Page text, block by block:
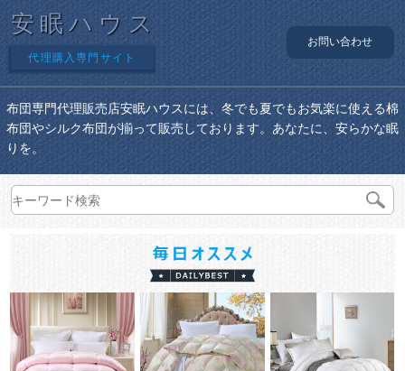
安眠ハウス
代理購入専門サイト
お問い合わせ
布団専門代理販売店安眠ハウスには、冬でも夏でもお気楽に使える棉
布団やシルク布団が揃って販売しております。あなたに、安らかな眠
りを。